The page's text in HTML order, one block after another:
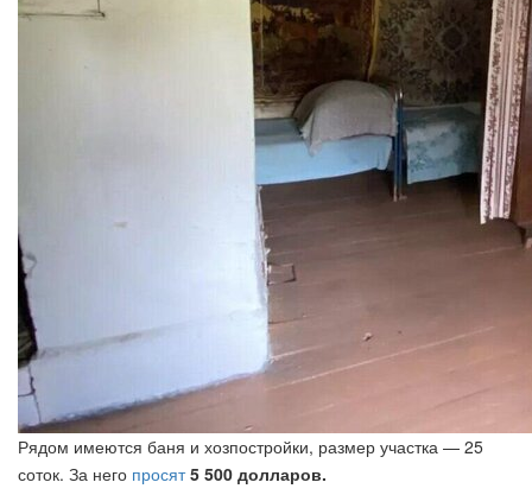
Рядом имеются баня и хозпостройки, размер участка — 25
соток. За него просят 5 500 долларов.